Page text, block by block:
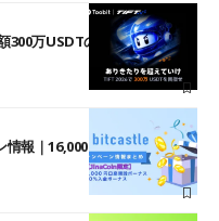
万USDTのレースとして復
報｜16,000円口座開設ボーナ